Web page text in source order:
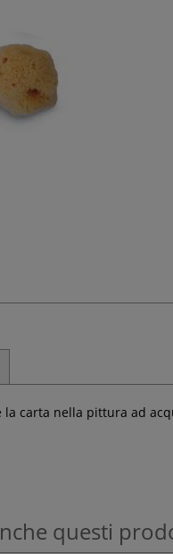
carta nella pittura ad
questi